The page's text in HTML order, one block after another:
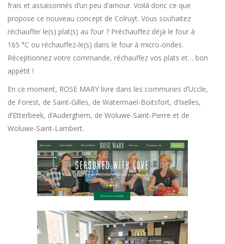
frais et assaisonnés d’un peu d’amour. Voilà donc ce que
propose ce nouveau concept de Colruyt. Vous souhaitez
réchauffer le(s) plat(s) au four ? Préchauffez déjà le four à
165 °C ou réchauffez-le(s) dans le four à micro-ondes.
Réceptionnez votre commande, réchauffez vos plats et… bon
appétit !
En ce moment, ROSE MARY livre dans les communes d’Uccle,
de Forest, de Saint-Gilles, de Watermael-Boitsfort, d’Ixelles,
d’Etterbeek, d’Auderghem, de Woluwe-Saint-Pierre et de
Woluwe-Saint-Lambert.